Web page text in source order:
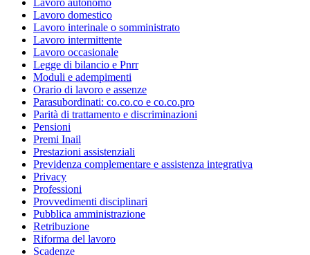
Lavoro autonomo
Lavoro domestico
Lavoro interinale o somministrato
Lavoro intermittente
Lavoro occasionale
Legge di bilancio e Pnrr
Moduli e adempimenti
Orario di lavoro e assenze
Parasubordinati: co.co.co e co.co.pro
Parità di trattamento e discriminazioni
Pensioni
Premi Inail
Prestazioni assistenziali
Previdenza complementare e assistenza integrativa
Privacy
Professioni
Provvedimenti disciplinari
Pubblica amministrazione
Retribuzione
Riforma del lavoro
Scadenze